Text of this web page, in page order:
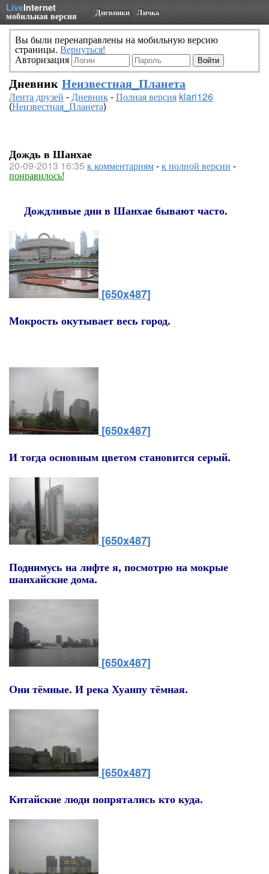
LiveInternet
мобильная версия Дневники Личка
Вы были перенаправлены на мобильную версию
страницы. Вернуться!
Авторизация
Дневник Неизвестная_Планета
Лента друзей -Дневник-Полная версия klari126
(Неизвестная_Планета)
Дождь в Шанхае
20-09-2013 16:35 к комментариям-к полной версии -
понравилось!
Дождливые дни в Шанхае бывают часто.
[650x487]
Мокрость окутывает весь город.
[650x487]
И тогда основным цветом становится серый.
[650x487]
Поднимусь на лифте я, посмотрю на мокрые
шанхайские дома.
[650x487]
Они тёмные. И река Хуанпу тёмная.
[650x487]
Китайские люди попрятались кто куда.